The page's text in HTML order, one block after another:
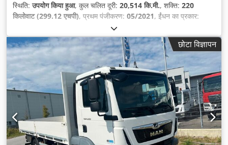
स्थिति:उपयोग किया हुआ, कुल चलित दूरी: 20,514 कि.मी., शक्ति: 220
किलोवाट (299.12 एचपी), प्रथम पंजीकरण: 05/2021, ईंधन का प्रकार:
, धुरा विन्यास:
प्रकार:स्वचालित, उत्सर्जन श्रेणी:यूरो 6, उपकरण:इलेक्ट्रॉनिक स्टेबिलिटी
प्रोग्राम (ESP), एबीएस, एयर कंडीशनिंग, क्रेन, नेविगेशन प्रणाली छोटा विज्ञापन